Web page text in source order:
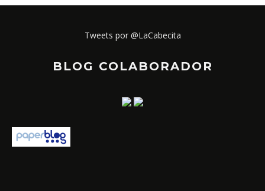
Tweets por @LaCabecita
BLOG COLABORADOR